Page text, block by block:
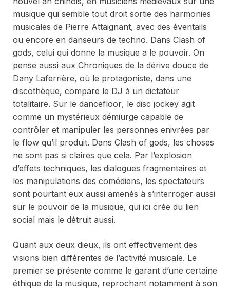
musique qui semble tout droit sortie des harmonies
musicales de Pierre Attaignant, avec des éventails
ou encore en danseurs de techno. Dans Clash of
gods, celui qui donne la musique a le pouvoir. On
pense aussi aux Chroniques de la dérive douce de
Dany Laferrière, où le protagoniste, dans une
discothèque, compare le DJ à un dictateur
totalitaire. Sur le dancefloor, le disc jockey agit
comme un mystérieux démiurge capable de
contrôler et manipuler les personnes enivrées par
le flow qu’il produit. Dans Clash of gods, les choses
ne sont pas si claires que cela. Par l’explosion
d’effets techniques, les dialogues fragmentaires et
les manipulations des comédiens, les spectateurs
sont pourtant eux aussi amenés à s’interroger aussi
sur le pouvoir de la musique, qui ici crée du lien
social mais le détruit aussi.
Quant aux deux dieux, ils ont effectivement des
visions bien différentes de l’activité musicale. Le
premier se présente comme le garant d’une certaine
éthique de la musique, reprochant notamment à son